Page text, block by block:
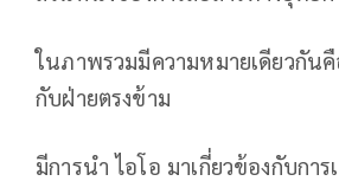
ในภาพรวมมีความหมายเดียวกัน
กับฝ่ายตรงข้าม
มีการนำ ไอโอ มาเกี่ยวข้องกับกา